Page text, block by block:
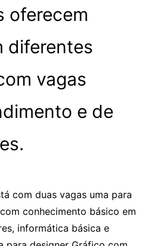
oferecem
diferentes
vagas
e de
com duas vagas uma para
conhecimento básico em
informática básica e